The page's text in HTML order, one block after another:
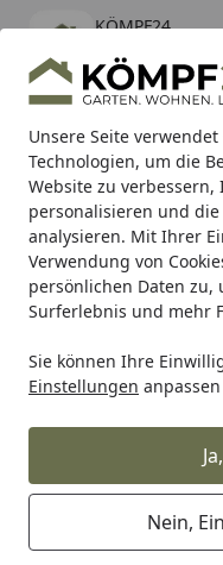
Unsere Seite
Technologien, um die
Website zu
personalisieren und
analysieren. Mit Ihrer
Verwendung von
persönlichen Daten
Surferlebnis und mehr
Sie können Ihre
Einstellungen
Nein,
KÖMPF24
kostenlos - Im App
Alle Produkte
Mein Konto
Suchen
Karibu Pools inkl.
Starterset
Startseite
Shark Shark Slip-
Shark
SRC 4 für
701,Vitpilen